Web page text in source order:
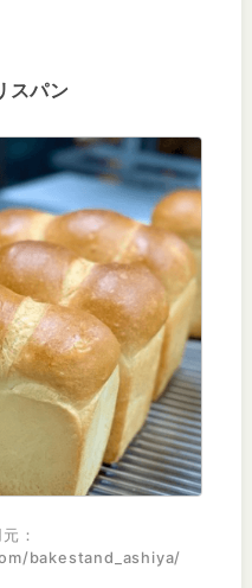
スパン
bakestand_ashiya/